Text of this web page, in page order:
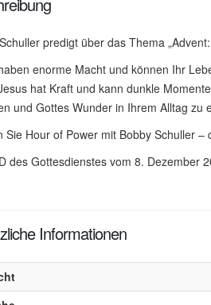
predigt über das Thema
enorme Macht und können Ihr
hat Kraft und kann dunkle
und Gottes Wunder in Ihrem Alltag zu
Sie Hour of Power mit Bobby Schuller
des Gottesdienstes vom 8. Dezember
Informationen